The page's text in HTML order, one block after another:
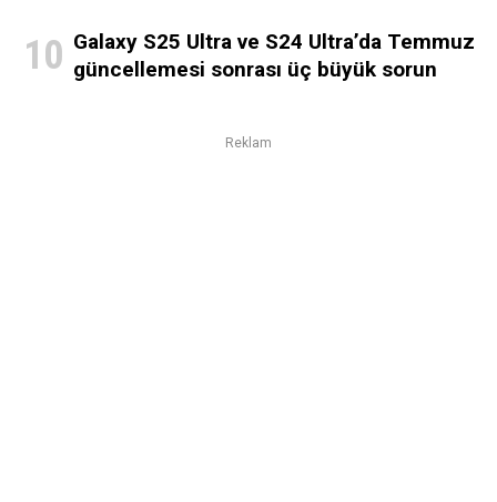
Galaxy S25 Ultra ve S24 Ultra’da Temmuz
güncellemesi sonrası üç büyük sorun
Reklam